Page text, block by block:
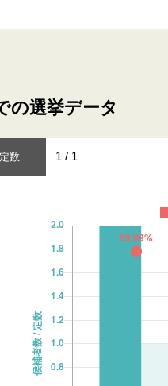
の選挙データ
数 1 / 1